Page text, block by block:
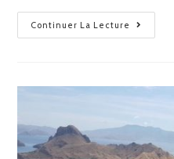
Continuer La Lecture